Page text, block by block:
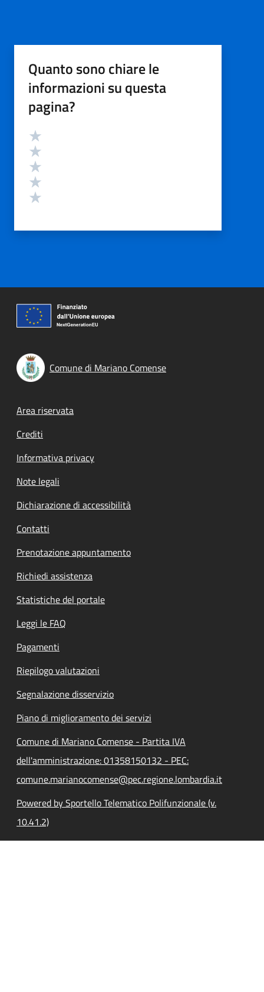
Quanto sono chiare le
informazioni su questa
pagina?
Valutazione
Comune di Mariano Comense
Footer menu
Area riservata
Crediti
Informativa privacy
Note legali
Dichiarazione di accessibilità
Contatti
Prenotazione appuntamento
Richiedi assistenza
Statistiche del portale
Leggi le FAQ
Pagamenti
Riepilogo valutazioni
Segnalazione disservizio
Piano di miglioramento dei servizi
Comune di Mariano Comense - Partita IVA
dell'amministrazione: 01358150132 - PEC:
comune.marianocomense@pec.regione.lombardia.it
Powered by Sportello Telematico Polifunzionale (v.
10.41.2)